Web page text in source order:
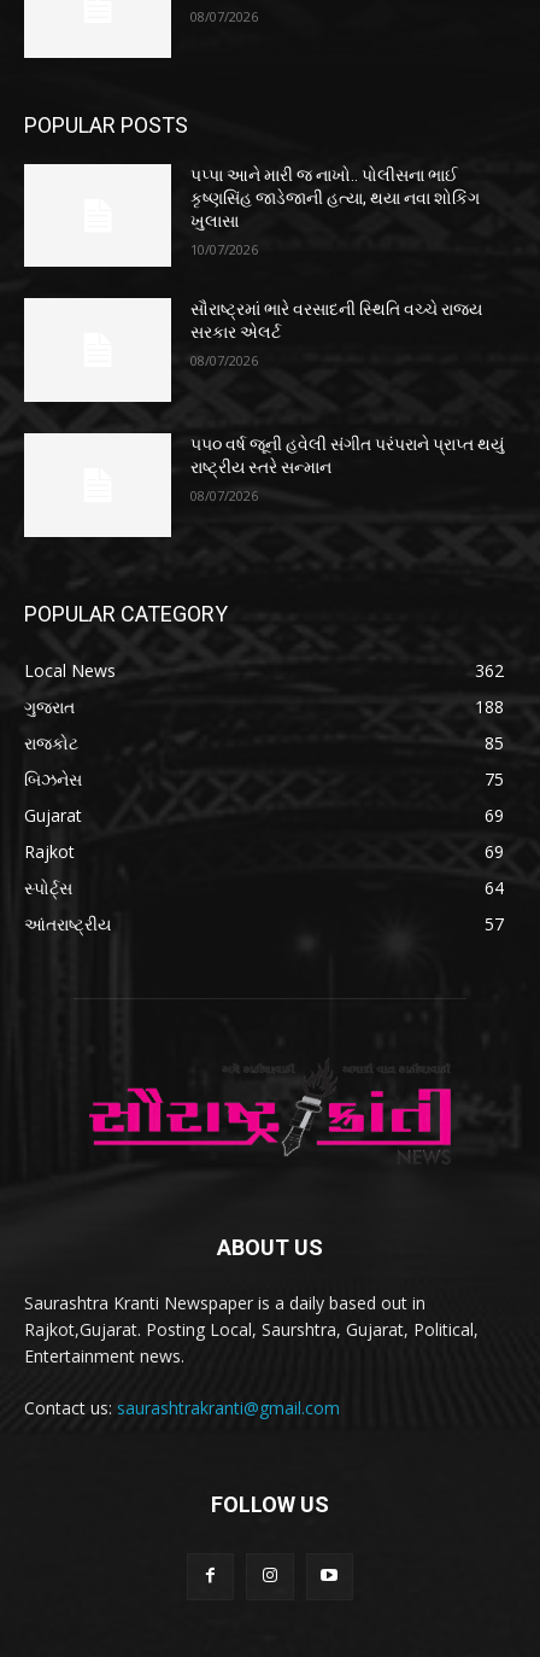
08/07/2026
POPULAR POSTS
પપ્પા આને મારી જ નાખો.. પોલીસના ભાઈ
કૃષ્ણસિંહ જાડેજાની હત્યા, થયા નવા શોકિંગ
ખુલાસા
10/07/2026
સૌરાષ્ટ્રમાં ભારે વરસાદની સ્થિતિ વચ્ચે રાજ્ય
સરકાર એલર્ટ
08/07/2026
૫૫૦ વર્ષ જૂની હવેલી સંગીત પરંપરાને પ્રાપ્ત થયું
રાષ્ટ્રીય સ્તરે સન્માન
08/07/2026
POPULAR CATEGORY
Local News
362
ગુજરાત
188
રાજકોટ
85
બિઝનેસ
75
Gujarat
69
Rajkot
69
સ્પોર્ટ્સ
64
આંતરાષ્ટ્રીય
57
ABOUT US
Saurashtra Kranti Newspaper is a daily based out in
Rajkot,Gujarat. Posting Local, Saurshtra, Gujarat, Political,
Entertainment news.
Contact us: saurashtrakranti@gmail.com
FOLLOW US